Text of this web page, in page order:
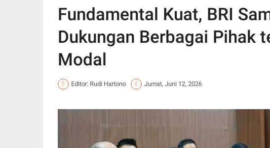
Fundamental Kuat, BRI
Dukungan Berbagai Pihak
Modal
Editor: Rudi Hartono Jumat, Juni 12, 2026